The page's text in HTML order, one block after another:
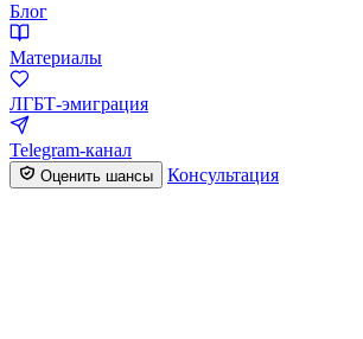
Блог
Материалы
ЛГБТ-эмиграция
Telegram-канал
Оценить шансы Консультация